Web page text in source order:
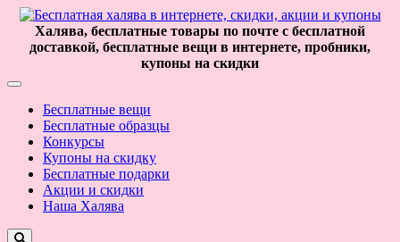
Халява, бесплатные товары по почте с бесплатной
доставкой, бесплатные вещи в интернете, пробники,
купоны на скидки
Бесплатные вещи
Бесплатные образцы
Конкурсы
Купоны на скидку
Бесплатные подарки
Акции и скидки
Наша Халява